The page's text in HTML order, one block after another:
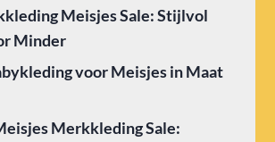
Meisjes Sale: Stijlvol
Minder
voor Meisjes in Maat
Merkkleding Sale: